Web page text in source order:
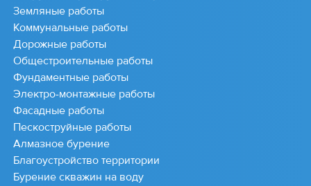
Земляные работы
Коммунальные работы
Дорожные работы
Общестроительные работы
Фундаментные работы
Электро-монтажные работы
Фасадные работы
Пескоструйные работы
Алмазное бурение
Благоустройство территории
Бурение скважин на воду